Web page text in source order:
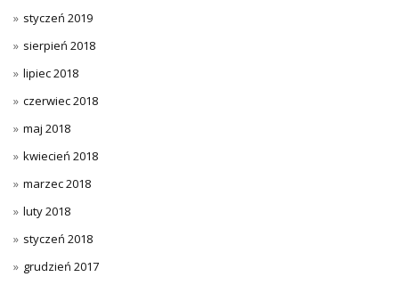
styczeń 2019
sierpień 2018
lipiec 2018
czerwiec 2018
maj 2018
kwiecień 2018
marzec 2018
luty 2018
styczeń 2018
grudzień 2017